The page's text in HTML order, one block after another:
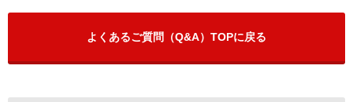
よくあるご質問（Q&A）TOPに戻る